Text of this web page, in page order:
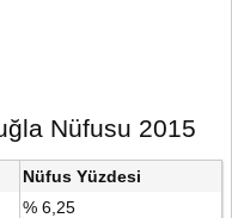
Nüfusu 2015
Nüfus Yüzdesi
% 6,25